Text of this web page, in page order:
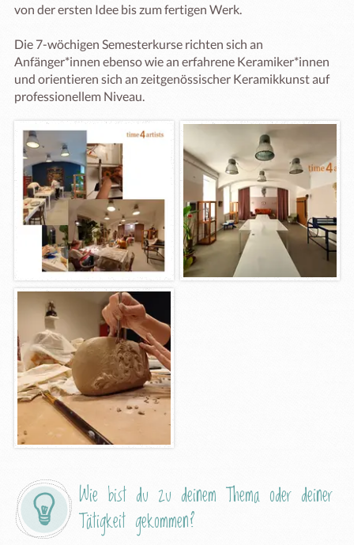
von der ersten Idee bis zum fertigen Werk.
Die 7-wöchigen Semesterkurse richten sich an
Anfänger*innen ebenso wie an erfahrene Keramiker*innen
und orientieren sich an zeitgenössischer Keramikkunst auf
professionellem Niveau.
Wie bist du zu deinem Thema oder deiner
Tätigkeit gekommen?